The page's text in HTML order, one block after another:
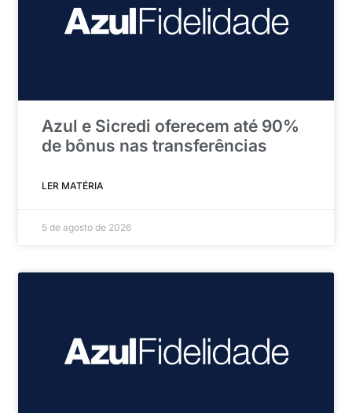
Azul e Sicredi oferecem até 90%
de bônus nas transferências
LER MATÉRIA
5 de agosto de 2026